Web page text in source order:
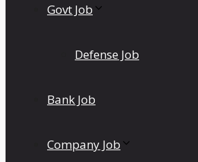
Govt Job
Defense Job
Bank Job
Company Job